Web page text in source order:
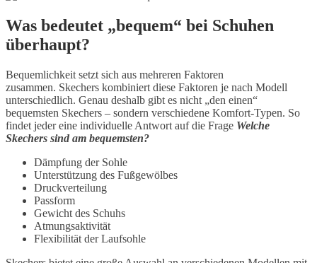
Was bedeutet „bequem“ bei Schuhen
überhaupt?
Bequemlichkeit setzt sich aus mehreren Faktoren
zusammen. Skechers kombiniert diese Faktoren je nach Modell
unterschiedlich. Genau deshalb gibt es nicht „den einen“
bequemsten Skechers – sondern verschiedene Komfort-Typen. So
findet jeder eine individuelle Antwort auf die Frage Welche
Skechers sind am bequemsten?
Dämpfung der Sohle
Unterstützung des Fußgewölbes
Druckverteilung
Passform
Gewicht des Schuhs
Atmungsaktivität
Flexibilität der Laufsohle